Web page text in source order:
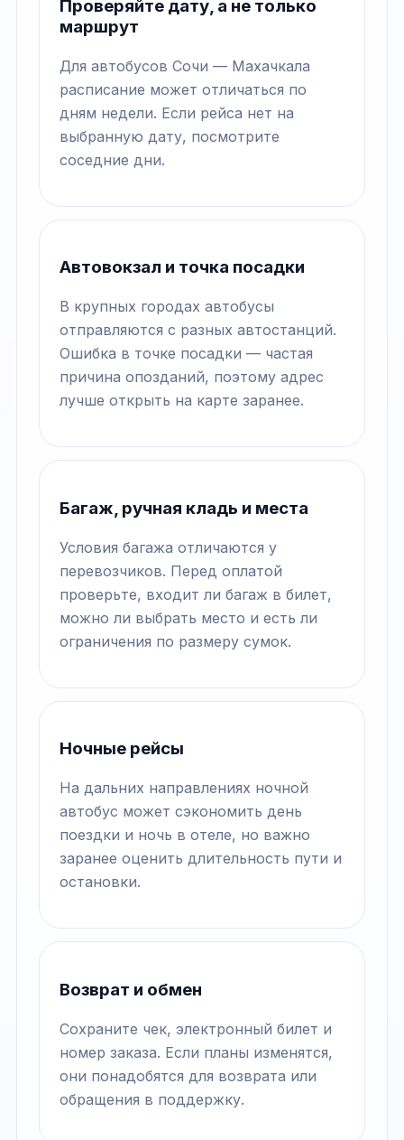
Проверяйте дату, а не только
маршрут
Для автобусов Сочи — Махачкала
расписание может отличаться по
дням недели. Если рейса нет на
выбранную дату, посмотрите
соседние дни.
Автовокзал и точка посадки
В крупных городах автобусы
отправляются с разных автостанций.
Ошибка в точке посадки — частая
причина опозданий, поэтому адрес
лучше открыть на карте заранее.
Багаж, ручная кладь и места
Условия багажа отличаются у
перевозчиков. Перед оплатой
проверьте, входит ли багаж в билет,
можно ли выбрать место и есть ли
ограничения по размеру сумок.
Ночные рейсы
На дальних направлениях ночной
автобус может сэкономить день
поездки и ночь в отеле, но важно
заранее оценить длительность пути и
остановки.
Возврат и обмен
Сохраните чек, электронный билет и
номер заказа. Если планы изменятся,
они понадобятся для возврата или
обращения в поддержку.